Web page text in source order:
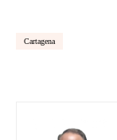
Cartagena